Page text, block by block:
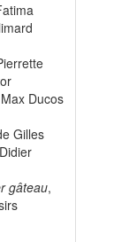
Ducos
Gilles
gâteau,